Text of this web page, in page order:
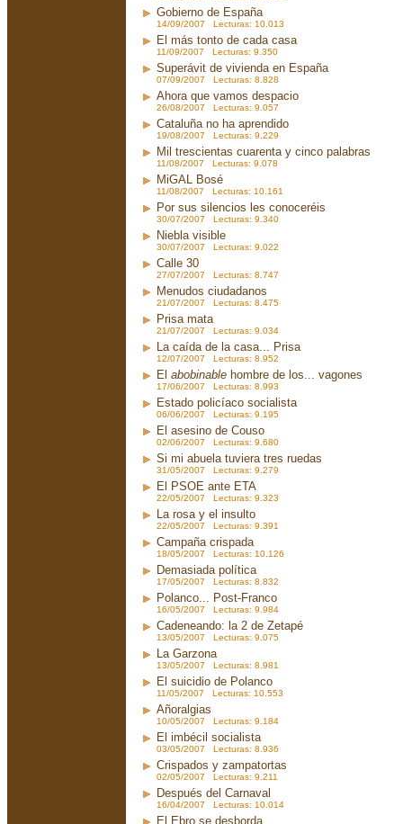
Gobierno de España
14/09/2007 Lecturas: 10.013
El más tonto de cada casa
11/09/2007 Lecturas: 9.350
Superávit de vivienda en España
07/09/2007 Lecturas: 8.828
Ahora que vamos despacio
26/08/2007 Lecturas: 9.057
Cataluña no ha aprendido
19/08/2007 Lecturas: 9.229
Mil trescientas cuarenta y cinco palabras
11/08/2007 Lecturas: 9.078
MiGAL Bosé
11/08/2007 Lecturas: 10.161
Por sus silencios les conoceréis
30/07/2007 Lecturas: 9.340
Niebla visible
30/07/2007 Lecturas: 9.022
Calle 30
27/07/2007 Lecturas: 8.747
Menudos ciudadanos
21/07/2007 Lecturas: 8.475
Prisa mata
21/07/2007 Lecturas: 9.034
La caída de la casa... Prisa
12/07/2007 Lecturas: 8.952
El abobinable hombre de los... vagones
17/06/2007 Lecturas: 8.993
Estado policíaco socialista
06/06/2007 Lecturas: 9.195
El asesino de Couso
02/06/2007 Lecturas: 9.680
Si mi abuela tuviera tres ruedas
31/05/2007 Lecturas: 9.279
El PSOE ante ETA
22/05/2007 Lecturas: 9.323
La rosa y el insulto
22/05/2007 Lecturas: 9.391
Campaña crispada
18/05/2007 Lecturas: 10.126
Demasiada política
17/05/2007 Lecturas: 8.832
Polanco... Post-Franco
16/05/2007 Lecturas: 9.984
Cadeneando: la 2 de Zetapé
13/05/2007 Lecturas: 9.075
La Garzona
13/05/2007 Lecturas: 8.981
El suicidio de Polanco
11/05/2007 Lecturas: 10.553
Añoralgias
10/05/2007 Lecturas: 9.184
El imbécil socialista
03/05/2007 Lecturas: 8.936
Crispados y zampatortas
02/05/2007 Lecturas: 9.211
Después del Carnaval
16/04/2007 Lecturas: 10.014
El Ebro se desborda